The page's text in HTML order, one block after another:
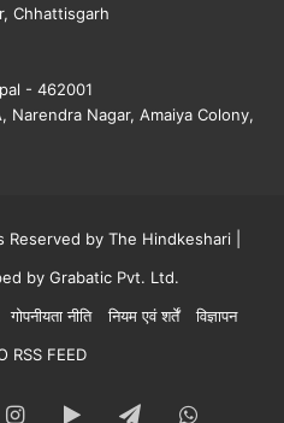
Chhattisgarh
- 462001
Narendra Nagar, Amaiya Colony,
by The Hindkeshari |
by Grabatic Pvt. Ltd.
गोपनीयता नीति नियम एवं शर्तें
विज्ञापन
RSS FEED
Instagram
Google Telegram